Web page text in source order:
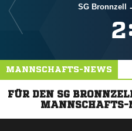
SG Bronnzell -

MANNSCHAFTS-NEWS
FÜR DEN SG
MANNSCHAFTS-